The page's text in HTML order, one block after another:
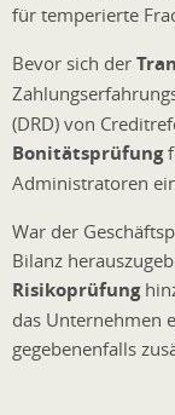
für temperierte
Bevor sich der
(DRD) von
Bonitätsprüfung
Administratoren
War der
Bilanz
Risikoprüfung
das Unternehmen
gegebenenfalls